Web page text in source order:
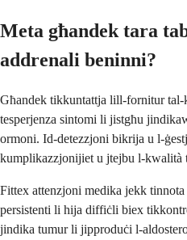
Meta għandek tara
addrenali beninni?
Għandek tikkuntattja lill-fornitur tal-
tesperjenza sintomi li jistgħu
ormoni. Id-detezzjoni bikrija u l-
kumplikazzjonijiet u jtejbu l-kwalità
Fittex attenzjoni medika jekk
persistenti li hija diffiċli biex
jindika tumur li jipproduċi l-